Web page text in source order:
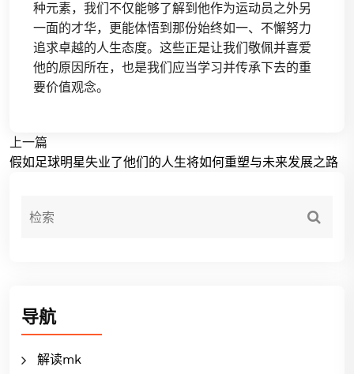
种元素，我们不仅能够了解到他作为运动员之外另
一面的才华，更能体悟到那份始终如一、不懈努力
追求卓越的人生态度。这些正是让我们敬佩并喜爱
他的原因所在，也是我们应当学习并传承下去的重
要价值观念。
上一篇
假如足球明星失业了他们的人生将如何重塑与未来发展之路
导航
解读mk